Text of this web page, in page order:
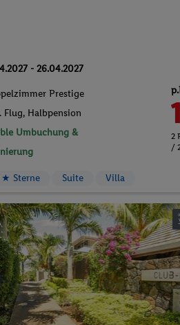
- 26.04.2027
Prestige
Flug, Halbpension
Umbuchung &
2
/
★ Sterne Suite Villa